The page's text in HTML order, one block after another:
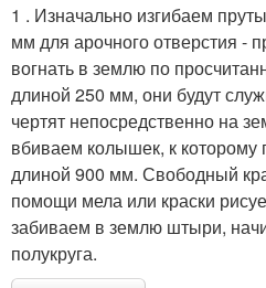
1 . Изначально изгибаем
мм для арочного отверстия -
вогнать в землю по
длиной 250 мм, они будут
чертят непосредственно на
вбиваем колышек, к
длиной 900 мм. Свободный
помощи мела или краски
забиваем в землю штыри,
полукруга.